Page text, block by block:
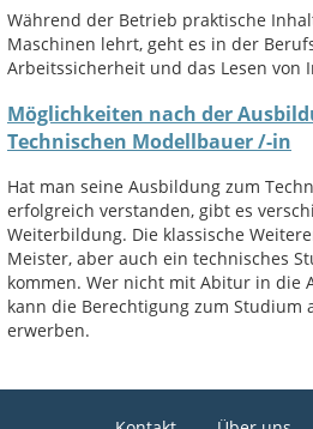
Während der Betrieb praktische
Maschinen lehrt, geht es in der
Arbeitssicherheit und das Lesen von
Möglichkeiten nach der
Technischen Modellbauer /-in
Hat man seine Ausbildung zum
erfolgreich verstanden, gibt es
Weiterbildung. Die klassische
Meister, aber auch ein technisches
kommen. Wer nicht mit Abitur in die
kann die Berechtigung zum Studium
erwerben.